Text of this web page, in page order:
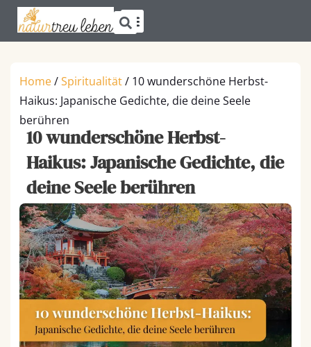
Zum
Inhalt
Menü
Suche
Home/Spiritualität/ 10 wunderschöne Herbst-
Haikus: Japanische Gedichte, die deine Seele
berühren
10 wunderschöne Herbst-
Haikus: Japanische Gedichte, die
deine Seele berühren